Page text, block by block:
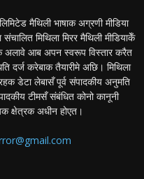
मैथिली भाषाक अग्रणी मीडिया
मिथिला मिरर मैथिली मीडियाकेँ
अलावे आब अपन स्वरूप विस्तार करैत
दर्ज करेबाक तैयारीमे अछि। मिथिला
डेटा लेबासँ पूर्व संपादकीय अनुमति
टीमसँ संबंधित कोनो कानूनी
क्षेत्रक अधीन होएत।